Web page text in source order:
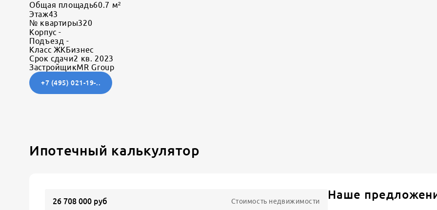
Общая площадь60.7 м²
Этаж43
№ квартиры320
Корпус -
Подъезд -
Класс ЖКБизнес
Срок сдачи2 кв. 2023
ЗастройщикMR Group
+7 (495) 021-19-..
Ипотечный калькулятор
Стоимость недвижимости Наше